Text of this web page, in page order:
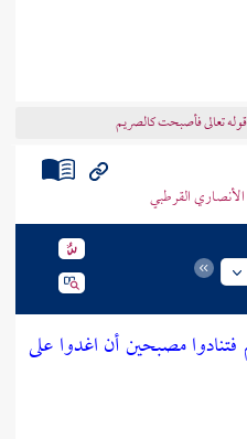
قوله تعالى فأصبحت كالصريم
القرطبي
مصبحين أن اغدوا على